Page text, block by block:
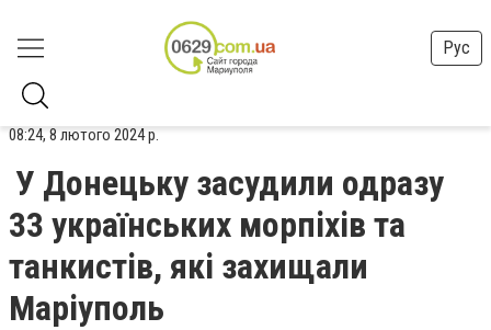
Рус
08:24, 8 лютого 2024 р.
У Донецьку засудили одразу
33 українських морпіхів та
танкистів, які захищали
Маріуполь